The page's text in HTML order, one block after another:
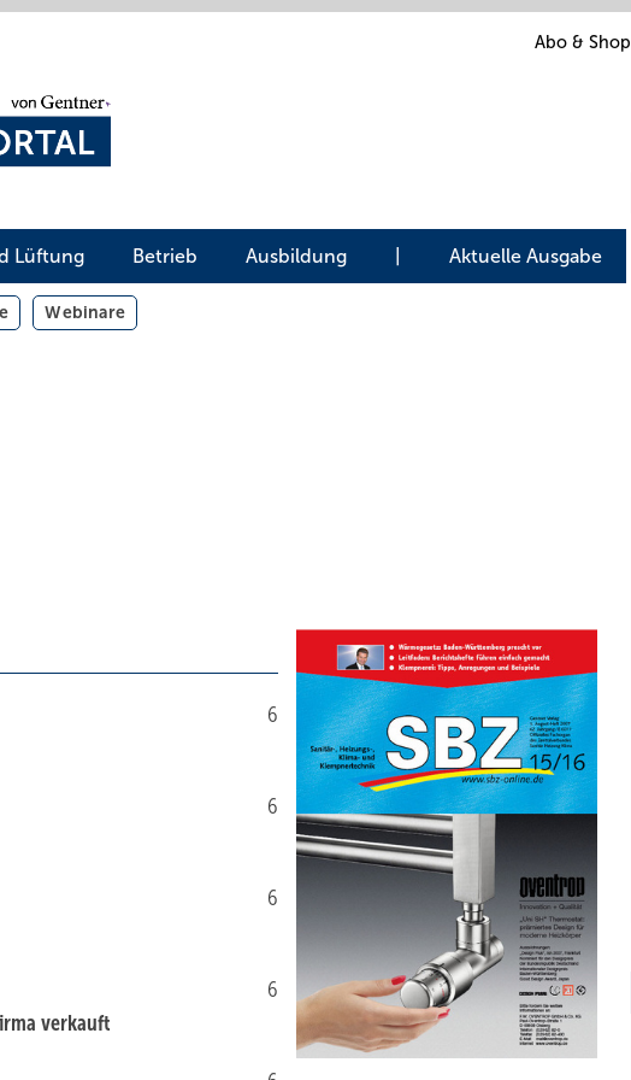
Abo & Shop
Lüftung Betrieb Ausbildung Aktuelle Ausgabe
Webinare
6
6
6
6
verkauft